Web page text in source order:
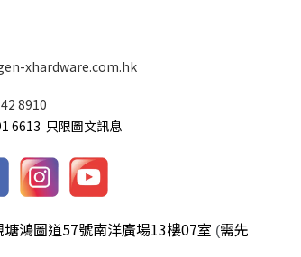
xhardware.com.hk
8910
6613 只限圖文訊息
鴻圖道57號南洋廣場13樓07室 (需先